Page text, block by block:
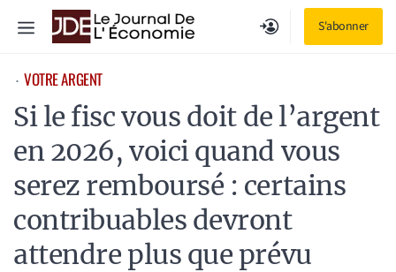
S'abonner
Menu
⋅ VOTRE ARGENT
Si le fisc vous doit de l’argent
en 2026, voici quand vous
serez remboursé : certains
contribuables devront
attendre plus que prévu